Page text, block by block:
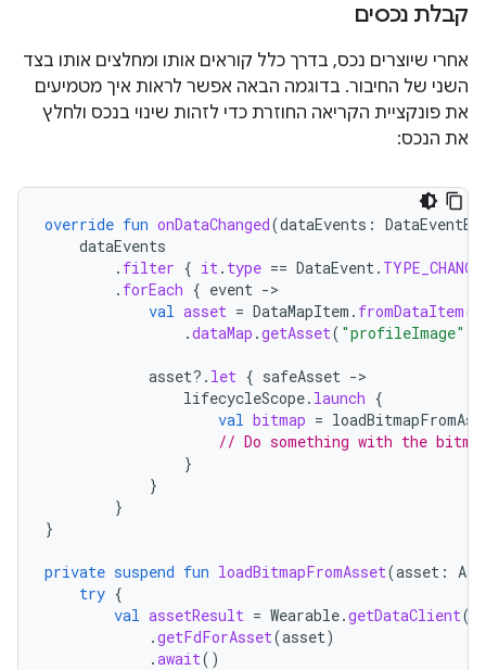
קבלת נכסים
אחרי שיוצרים נכס, בדרך כלל קוראים אותו ומחלצים אותו בצד
השני של החיבור. בדוגמה הבאה אפשר לראות איך מטמיעים
את פונקציית הקריאה החוזרת כדי לזהות שינוי בנכס ולחלץ
את הנכס:
override fun onDataChanged(dataEvents :
dataEvents
. filter { it. type == DataEvent.
. forEach { event -
val asset = DataMapItem . fromDataItem(
.dataMap .getAsset( "profileImage"
asset?. let { safeAsset -
lifecycleScope. launch {
val bitmap =
// Do something with the
}
}
}
}
private suspend fun loadBitmapFromAsset(asset :
try {
val assetResult = Wearable.getDataClient(
.getFdForAsset(asset)
.await()